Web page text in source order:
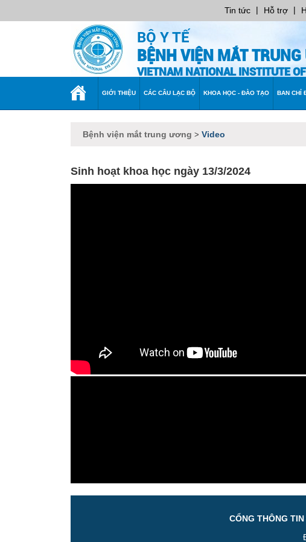
Tin tức | Hỗ trợ |
BỘ Y TẾ
BỆNH VIỆN MẮT
VIETNAM NATIONAL INSTITUTE
TRANG GIỚI THIỆU CÁC CÂU LẠC BỘ KHOA HỌC - ĐÀO TẠO BAN CHỈ
Bệnh viện mắt trung ương > Video
Sinh hoạt khoa học ngày 13/3/2024
CỔNG THÔNG